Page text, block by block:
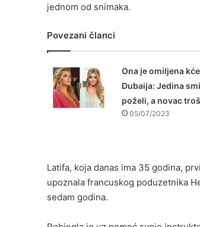
jednom od snimaka.
Povezani članci
Ona je omiljena
Dubaija: Jedina
poželi, a novac
05/07/2023
Latifa, koja danas ima 35 godina,
upoznala francuskog poduzetnika
sedam godina.